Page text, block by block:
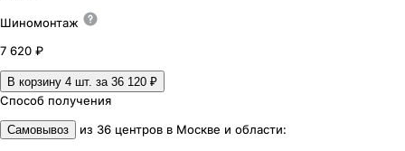
Шиномонтаж
7 620 ₽
В корзину 4 шт. за 36 120 ₽
Способ получения
Самовывоз из 36 центров в Москве и области: